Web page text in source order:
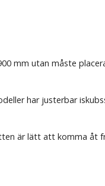
mm utan måste
har justerbar
är lätt att komma åt